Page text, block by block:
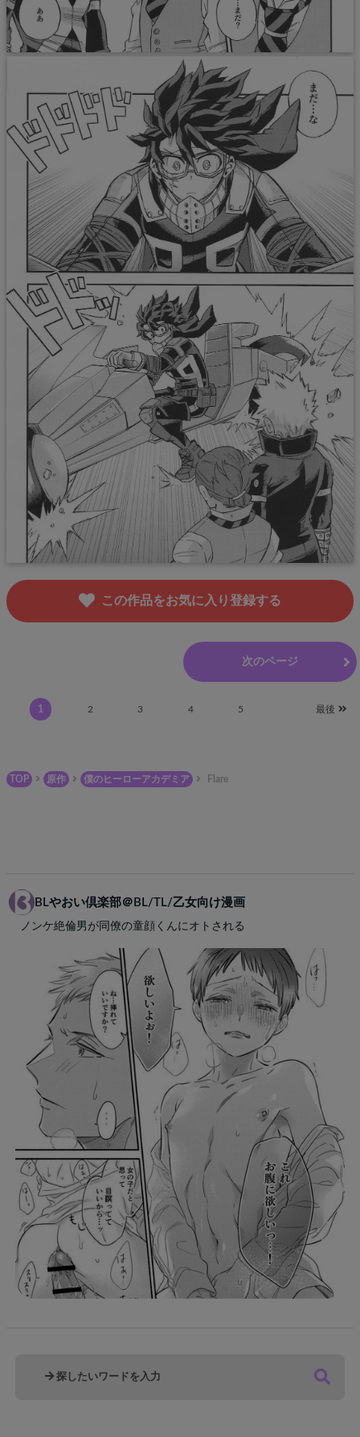
この作品をお気に入り登録する
次のページ
1 2 3 4 5 最後
TOP 原作 僕のヒーローアカデミア Flare
BLやおい倶楽部＠BL/TL/乙女向け漫画
ノンケ絶倫男が同僚の童顔くんにオトされる